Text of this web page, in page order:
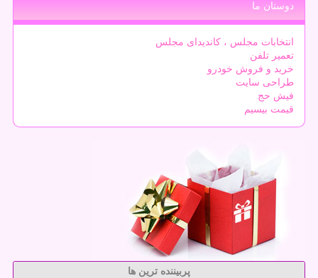
دوستان ما
انتخابات مجلس ، کاندیدای مجلس
تعمیر تلفن
خرید و فروش خودرو
طراحی سایت
فیش حج
قیمت بیسیم
پربیننده ترین ها